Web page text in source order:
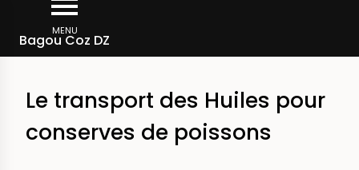
contenu
MENU
Bagou Coz DZ
d'Ariane
Rechercher dans la presse
Le transport des Huiles pour
conserves de poissons